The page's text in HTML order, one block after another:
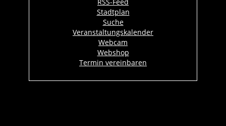
Stadtplan
Suche
Veranstaltungskalender
Webcam
Webshop
Termin vereinbaren